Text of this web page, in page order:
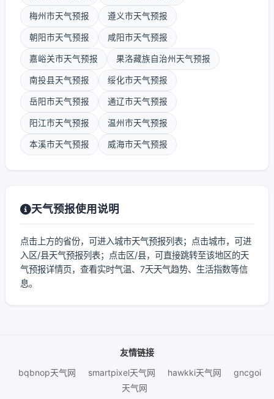
梅州市天气预报 遵义市天气预报
朝阳市天气预报 咸阳市天气预报
嘉峪关市天气预报 果洛藏族自治州天气预报
南投县天气预报 绥化市天气预报
岳阳市天气预报 通辽市天气预报
阳江市天气预报 温州市天气预报
本溪市天气预报 威海市天气预报
天气预报使用说明
点击上方的省份，可进入城市天气预报列表；点击城市，可进
入区/县天气预报列表；点击区/县，可直接跳转至该地区的天
气预报详情页，查看实时气温、7天天气趋势、生活指数等信
息。
友情链接
bqbnop天气网
smartpixel天气网 hawkki天气网
gncgoi
天气网